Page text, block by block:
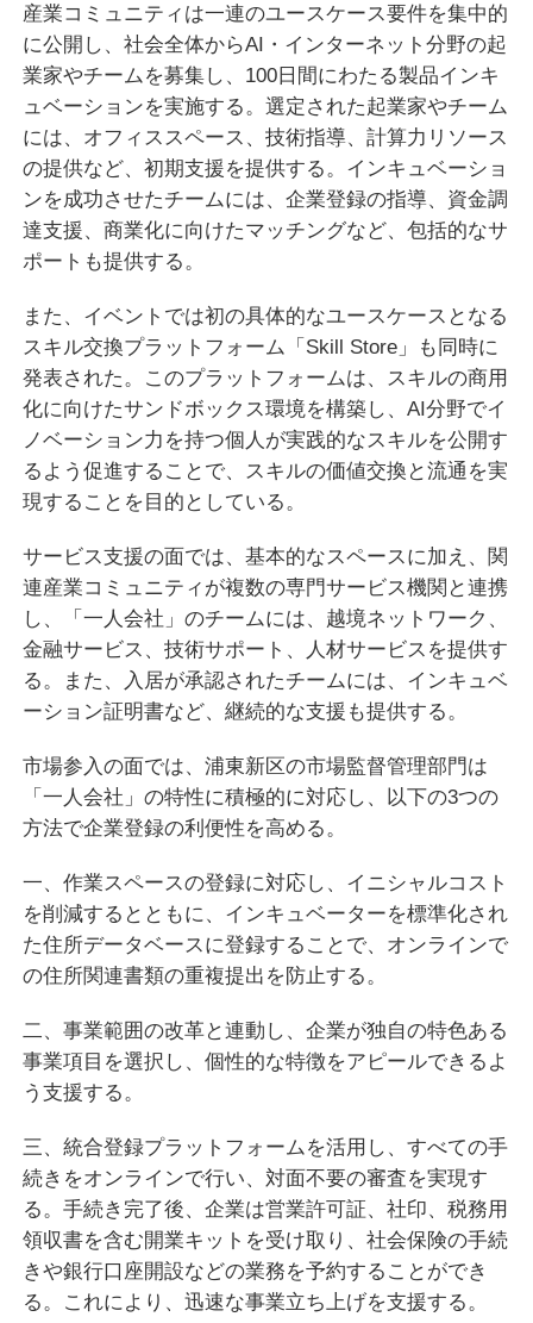
産業コミュニティは一連のユースケース要件を集中的
に公開し、社会全体からAI・インターネット分野の起
業家やチームを募集し、100日間にわたる製品インキ
ュベーションを実施する。選定された起業家やチーム
には、オフィススペース、技術指導、計算力リソース
の提供など、初期支援を提供する。インキュベーショ
ンを成功させたチームには、企業登録の指導、資金調
達支援、商業化に向けたマッチングなど、包括的なサ
ポートも提供する。
また、イベントでは初の具体的なユースケースとなる
スキル交換プラットフォーム「Skill Store」も同時に
発表された。このプラットフォームは、スキルの商用
化に向けたサンドボックス環境を構築し、AI分野でイ
ノベーション力を持つ個人が実践的なスキルを公開す
るよう促進することで、スキルの価値交換と流通を実
現することを目的としている。
サービス支援の面では、基本的なスペースに加え、関
連産業コミュニティが複数の専門サービス機関と連携
し、「一人会社」のチームには、越境ネットワーク、
金融サービス、技術サポート、人材サービスを提供す
る。また、入居が承認されたチームには、インキュベ
ーション証明書など、継続的な支援も提供する。
市場参入の面では、浦東新区の市場監督管理部門は
「一人会社」の特性に積極的に対応し、以下の3つの
方法で企業登録の利便性を高める。
一、作業スペースの登録に対応し、イニシャルコスト
を削減するとともに、インキュベーターを標準化され
た住所データベースに登録することで、オンラインで
の住所関連書類の重複提出を防止する。
二、事業範囲の改革と連動し、企業が独自の特色ある
事業項目を選択し、個性的な特徴をアピールできるよ
う支援する。
三、統合登録プラットフォームを活用し、すべての手
続きをオンラインで行い、対面不要の審査を実現す
る。手続き完了後、企業は営業許可証、社印、税務用
領収書を含む開業キットを受け取り、社会保険の手続
きや銀行口座開設などの業務を予約することができ
る。これにより、迅速な事業立ち上げを支援する。